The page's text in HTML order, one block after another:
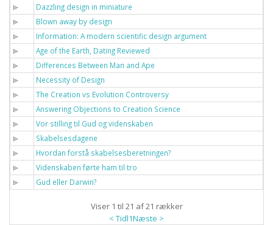
Dazzling design in miniature
Blown away by design
Information: A modern scientific design argument
Age of the Earth, Dating Reviewed
Differences Between Man and Ape
Necessity of Design
The Creation vs Evolution Controversy
Answering Objections to Creation Science
Vor stilling til Gud og videnskaben
Skabelsesdagene
Hvordan forstå skabelsesberetningen?
Videnskaben førte ham til tro
Gud eller Darwin?
Viser 1 til 21 af 21 rækker
< Tidl1Næste >